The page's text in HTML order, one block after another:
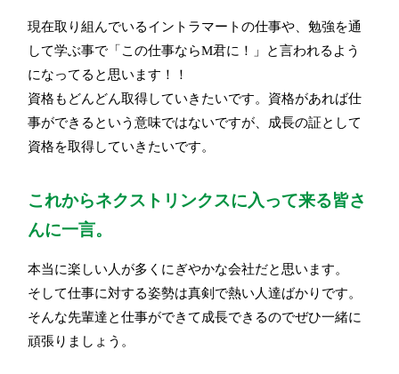
現在取り組んでいるイントラマートの仕事や、勉強を通
して学ぶ事で「この仕事ならM君に！」と言われるよう
になってると思います！！
資格もどんどん取得していきたいです。資格があれば仕
事ができるという意味ではないですが、成長の証として
資格を取得していきたいです。
これからネクストリンクスに入って来る皆さ
んに一言。
本当に楽しい人が多くにぎやかな会社だと思います。
そして仕事に対する姿勢は真剣で熱い人達ばかりです。
そんな先輩達と仕事ができて成長できるのでぜひ一緒に
頑張りましょう。